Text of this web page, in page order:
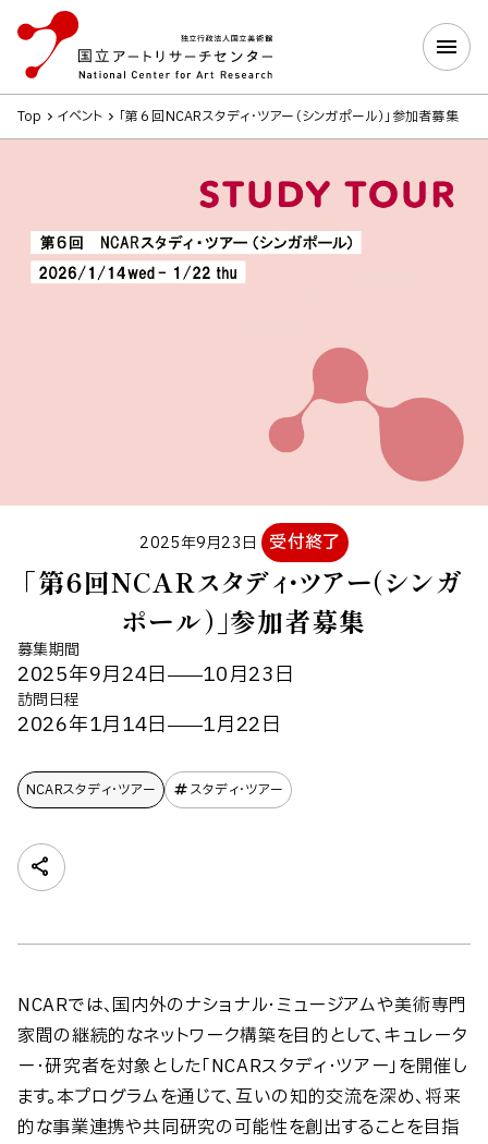
Top イベント 「第６回NCARスタディ・ツアー（シンガポール）」参加者募集
2025年9月23日 受付終了
「第６回NCARスタディ・ツアー（シンガ
ポール）」参加者募集
募集期間
2025年9月24日 10月23日
訪問日程
2026年1月14日 1月22日
NCARスタディ・ツアー スタディ・ツアー
NCARでは、国内外のナショナル・ミュージアムや美術専門
家間の継続的なネットワーク構築を目的として、キュレータ
ー・研究者を対象とした「NCARスタディ・ツアー」を開催し
ます。本プログラムを通じて、互いの知的交流を深め、将来
的な事業連携や共同研究の可能性を創出することを目指